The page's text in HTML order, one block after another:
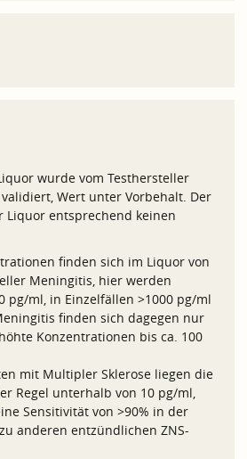
wurde vom Testhersteller
Wert unter Vorbehalt. Der
Liquor entsprechend keinen
finden sich im Liquor von
Meningitis, hier werden
pg/ml, in Einzelfällen >1000 pg/ml
finden sich dagegen nur
Konzentrationen bis ca. 100
mit Multipler Sklerose liegen die
Regel unterhalb von 10 pg/ml,
Sensitivität von >90% in der
anderen entzündlichen ZNS-